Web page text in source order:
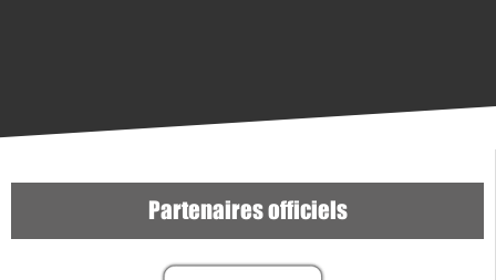
Partenaires officiels